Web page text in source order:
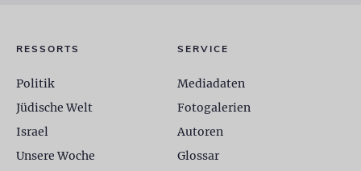
RESSORTS
Politik
Jüdische Welt
Israel
Unsere Woche
SERVICE
Mediadaten
Fotogalerien
Autoren
Glossar